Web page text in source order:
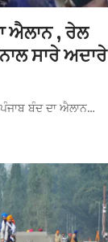
ਐਲਾਨ , ਰੇਲ
ਸਾਰੇ ਅਦਾਰੇ
ਬੰਦ ਦਾ ਐਲਾਨ…